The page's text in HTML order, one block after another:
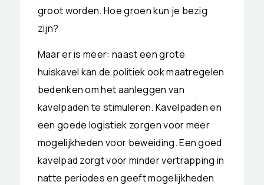
groot worden. Hoe groen kun je bezig
zijn?
Maar er is meer: naast een grote
huiskavel kan de politiek ook maatregelen
bedenken om het aanleggen van
kavelpaden te stimuleren. Kavelpaden en
een goede logistiek zorgen voor meer
mogelijkheden voor beweiding. Een goed
kavelpad zorgt voor minder vertrapping in
natte periodes en geeft mogelijkheden